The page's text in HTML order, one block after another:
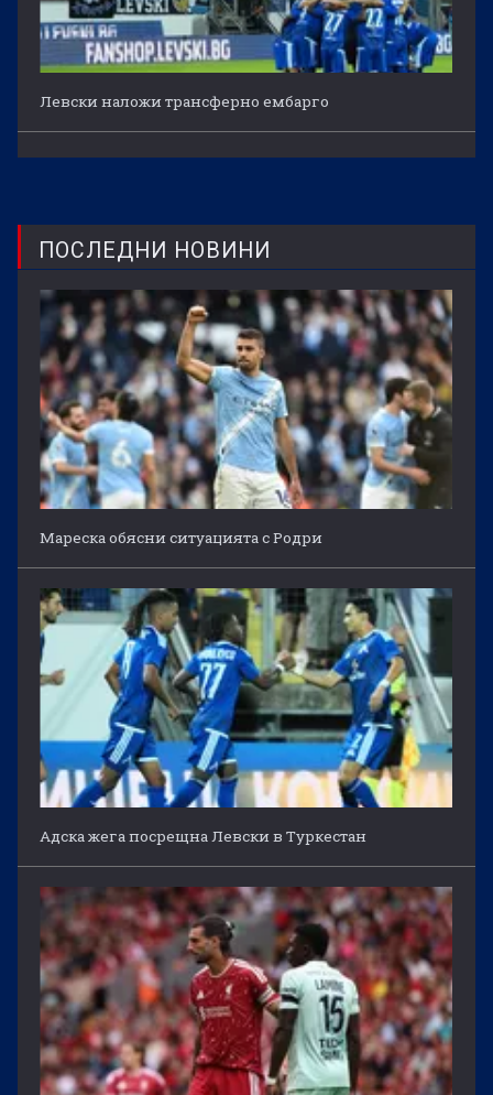
Левски наложи трансферно ембарго
ПОСЛЕДНИ НОВИНИ
Мареска обясни ситуацията с Родри
Адска жега посрещна Левски в Туркестан